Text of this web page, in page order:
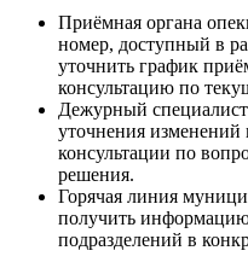
Приёмная органа
номер, доступный в
уточнить график
консультацию по
Дежурный
уточнения изменений
консультации по
решения.
Горячая линия
получить
подразделений в